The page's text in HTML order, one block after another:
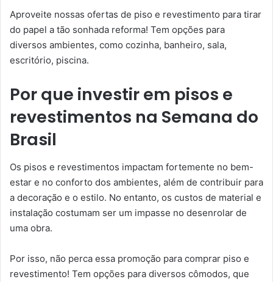
Aproveite nossas ofertas de piso e revestimento para tirar
do papel a tão sonhada reforma! Tem opções para
diversos ambientes, como cozinha, banheiro, sala,
escritório, piscina.
Por que investir em pisos e
revestimentos na Semana do
Brasil
Os pisos e revestimentos impactam fortemente no bem-
estar e no conforto dos ambientes, além de contribuir para
a decoração e o estilo. No entanto, os custos de material e
instalação costumam ser um impasse no desenrolar de
uma obra.
Por isso, não perca essa promoção para comprar piso e
revestimento! Tem opções para diversos cômodos, que